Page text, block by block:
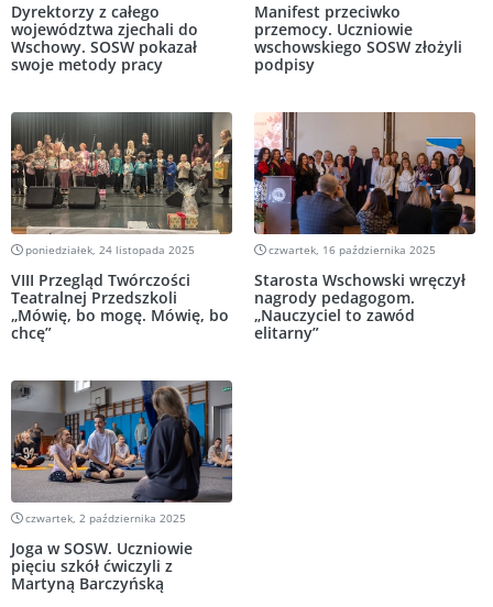
Dyrektorzy z całego
województwa zjechali do
Wschowy. SOSW pokazał
swoje metody pracy
Manifest przeciwko
przemocy. Uczniowie
wschowskiego SOSW złożyli
podpisy
poniedziałek, 24 listopada 2025
VIII Przegląd Twórczości
Teatralnej Przedszkoli
„Mówię, bo mogę. Mówię, bo
chcę”
czwartek, 16 października 2025
Starosta Wschowski wręczył
nagrody pedagogom.
„Nauczyciel to zawód
elitarny”
czwartek, 2 października 2025
Joga w SOSW. Uczniowie
pięciu szkół ćwiczyli z
Martyną Barczyńską